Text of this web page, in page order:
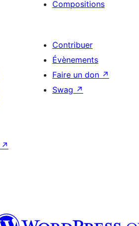
Compositions
Contribuer
Évènements
Faire un don ↗
Swag ↗
↗